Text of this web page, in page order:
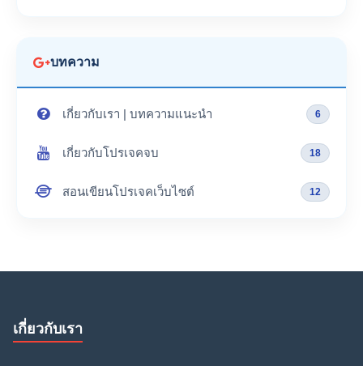
บทความ
เกี่ยวกับเรา | บทความแนะนำ 6
เกี่ยวกับโปรเจคจบ 18
สอนเขียนโปรเจคเว็บไซต์ 12
เกี่ยวกับเรา